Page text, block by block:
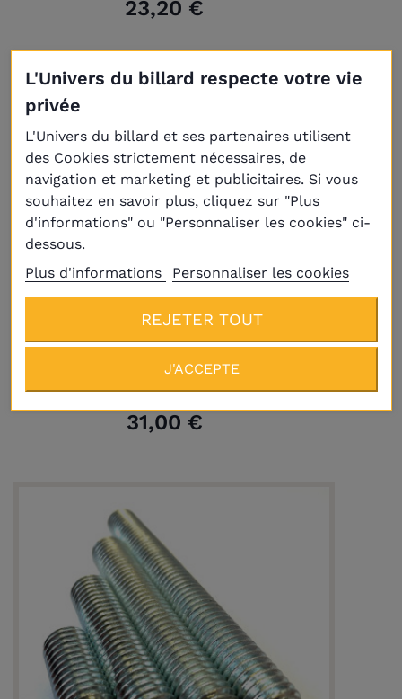
23,20 €
LivraisonPlus
31,00 €
L'Univers du billard respecte votre vie
privée
L'Univers du billard et ses partenaires utilisent
des Cookies strictement nécessaires, de
navigation et marketing et publicitaires. Si vous
souhaitez en savoir plus, cliquez sur "Plus
d'informations" ou "Personnaliser les cookies" ci-
dessous.
Plus d'informations
Personnaliser les cookies
REJETER TOUT
J'ACCEPTE